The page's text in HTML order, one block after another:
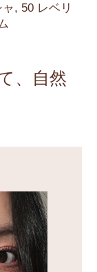
, 50 レベリ
、自然